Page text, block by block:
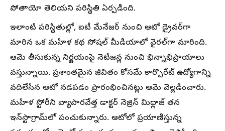
పోతాయో తెలియని పరిస్థితి ఏర్పడింది.
ఇలాంటి పరిస్థితుల్లో, ఐటీ మేనేజర్ నుంచి ఆటో డ్రైవర్‌గా
మారిన ఒక మహిళ కథ సోషల్ మీడియాలో వైరల్‌గా మారింది.
ఆమె తీసుకున్న నిర్ణయంపై నెటిజన్ల నుంచి భిన్నాభిప్రాయాలు
వస్తున్నాయి. ప్రశాంతమైన జీవితం కోసమే కార్పొరేట్ ఉద్యోగాన్ని
వదిలేసిన ఆటో నడపడం ప్రారంభించినట్లు ఆమె వెల్లడించారు.
మహిళ స్టోరీని వ్యాపారవేత్త డాక్టర్ నెజ్రిన్ మిధ్లాజ్ తన
ఇన్‌స్టాగ్రామ్‌లో పంచుకున్నారు. ఆటోలో ప్రయాణిస్తున్న